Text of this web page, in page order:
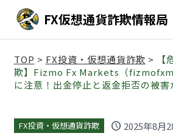
FX仮想通貨詐欺情報局
TOP > FX投資・仮想通貨詐欺 >
欺】Fizmo Fx Markets（
に注意！出金停止と返金拒否の被害
FX投資・仮想通貨詐欺 schedule 2025年8月